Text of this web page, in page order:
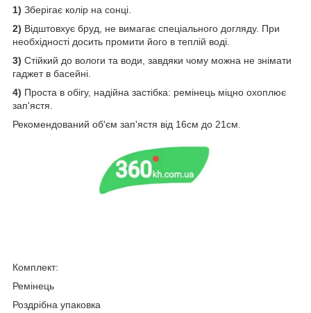
1) Зберігає колір на сонці.
2) Відштовхує бруд, не вимагає спеціального догляду. При
необхідності досить промити його в теплій воді.
3) Стійкий до вологи та води, завдяки чому можна не знімати
гаджет в басейні.
4) Проста в обігу, надійна застібка: ремінець міцно охоплює
зап'ястя.
Рекомендований об'єм зап'ястя від 16см до 21см.
Комплект:
Ремінець
Роздрібна упаковка